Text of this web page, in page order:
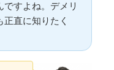
すよね。デメリ
正直に知りたく